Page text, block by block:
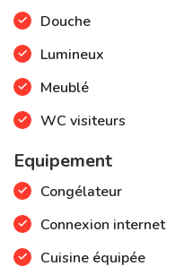
Douche
Lumineux
Meublé
WC visiteurs
Equipement
Congélateur
Connexion internet
Cuisine équipée